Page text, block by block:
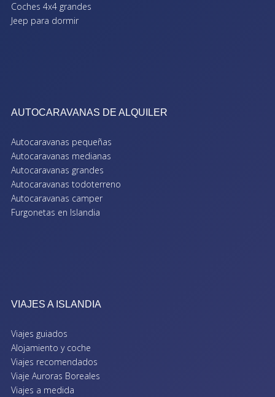
Coches 4x4 grandes
Jeep para dormir
AUTOCARAVANAS DE ALQUILER
Autocaravanas pequeñas
Autocaravanas medianas
Autocaravanas grandes
Autocaravanas todoterreno
Autocaravanas camper
Furgonetas en Islandia
VIAJES A ISLANDIA
Viajes guiados
Alojamiento y coche
Viajes recomendados
Viaje Auroras Boreales
Viajes a medida